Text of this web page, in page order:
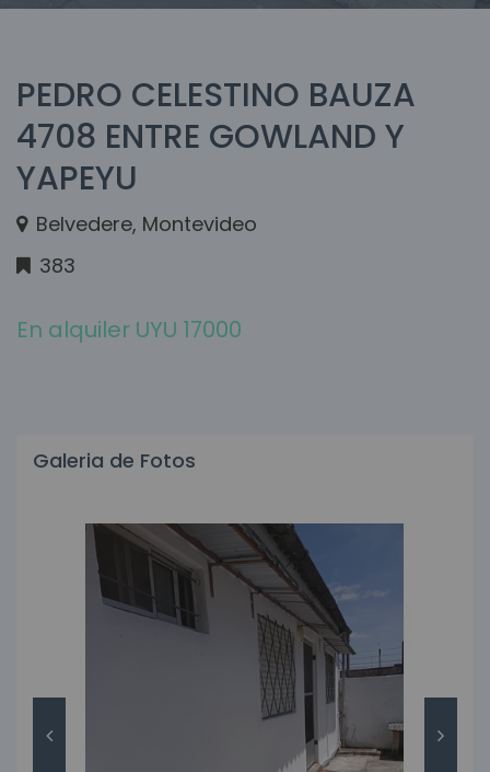
PEDRO CELESTINO BAUZA
4708 ENTRE GOWLAND Y
YAPEYU
Belvedere, Montevideo
383
En alquiler UYU 17000
Galeria de Fotos